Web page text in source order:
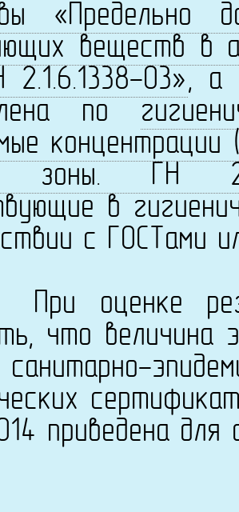
«Предельно
веществ в
03», а
по
зоны. ГН
в
с ГОСТами
что величина
приведена для